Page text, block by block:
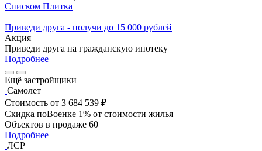
Списком Плитка
Приведи друга - получи до 15 000 рублей
Акция
Приведи друга на гражданскую ипотеку
Подробнее
Ещё застройщики
Самолет
Стоимость от 3 684 539 ₽
Скидка поВоенке 1% от стоимости жилья
Объектов в продаже 60
Подробнее
ЛСР